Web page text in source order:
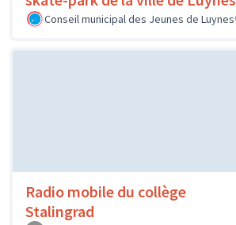
Conseil municipal des Jeunes de Luynes
Radio mobile du collège
Stalingrad